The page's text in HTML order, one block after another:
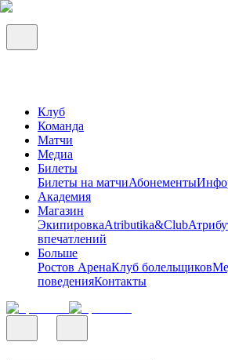
Клуб
Команда
Матчи
Медиа
Билеты
Билеты на матчиАбонементы
Академия
Магазин
ЭкипировкаAtributika&Club
впечатлений
Больше
Ростов АренаКлуб болельщиков
поведенияКонтакты